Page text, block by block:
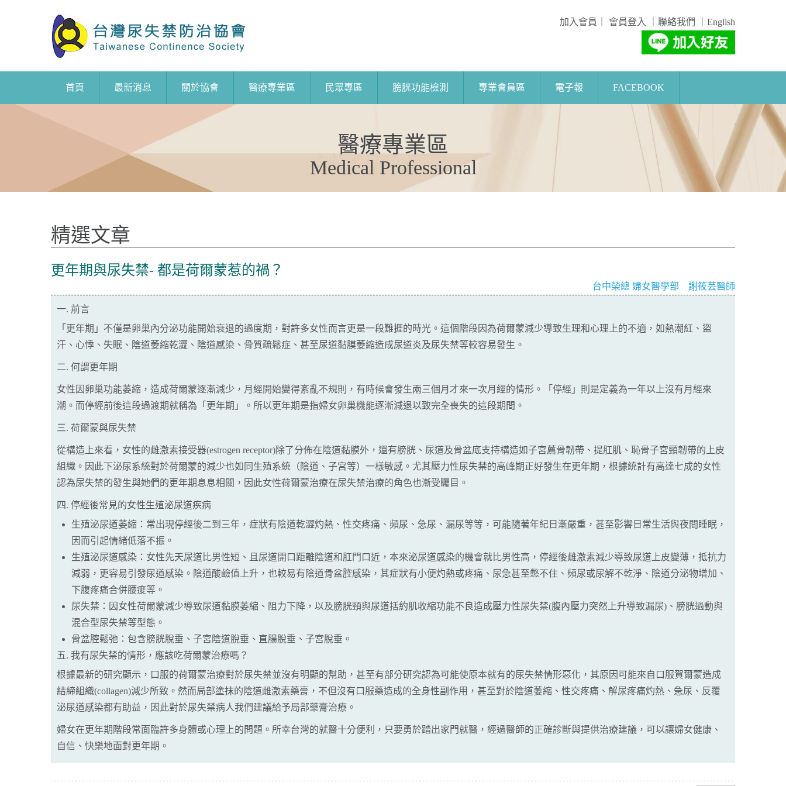
加入會員 會員登入 聯絡我們 English
首頁 最新消息 關於協會 醫療專業區 民眾專區 膀胱功能檢測 專業會員區 電子報 FACEBOOK
醫療專業區
Medical Professional
精選文章
更年期與尿失禁- 都是荷爾蒙惹的禍？
台中榮總 婦女醫學部 謝筱芸醫師
一. 前言
「更年期」不僅是卵巢內分泌功能開始衰退的過度期，對許多女性而言更是一段難捱的時光。這個階段因為荷爾蒙減少導致生理和心理上的不適，如熱潮紅、盜
汗、心悸、失眠、陰道萎縮乾澀、陰道感染、骨質疏鬆症、甚至尿道黏膜萎縮造成尿道炎及尿失禁等較容易發生。
二. 何謂更年期
女性因卵巢功能萎縮，造成荷爾蒙逐漸減少，月經開始變得紊亂不規則，有時候會發生兩三個月才來一次月經的情形。「停經」則是定義為一年以上沒有月經來
潮。而停經前後這段過渡期就稱為「更年期」。所以更年期是指婦女卵巢機能逐漸減退以致完全喪失的這段期間。
三. 荷爾蒙與尿失禁
從構造上來看，女性的雌激素接受器(estrogen receptor)除了分佈在陰道黏膜外，還有膀胱、尿道及骨盆底支持構造如子宮薦骨韌帶、提肛肌、恥骨子宮頸韌帶的上皮
組織。因此下泌尿系統對於荷爾蒙的減少也如同生殖系統（陰道、子宮等）一樣敏感。尤其壓力性尿失禁的高峰期正好發生在更年期，根據統計有高達七成的女性
認為尿失禁的發生與她們的更年期息息相關，因此女性荷爾蒙治療在尿失禁治療的角色也漸受矚目。
四. 停經後常見的女性生殖泌尿道疾病
生殖泌尿道萎縮：常出現停經後二到三年，症狀有陰道乾澀灼熱、性交疼痛、頻尿、急尿、漏尿等等，可能隨著年紀日漸嚴重，甚至影響日常生活與夜間睡眠，
因而引起情緒低落不振。
生殖泌尿道感染：女性先天尿道比男性短、且尿道開口距離陰道和肛門口近，本來泌尿道感染的機會就比男性高，停經後雌激素減少導致尿道上皮變薄，抵抗力
減弱，更容易引發尿道感染。陰道酸鹼值上升，也較易有陰道骨盆腔感染，其症狀有小便灼熱或疼痛、尿急甚至憋不住、頻尿或尿解不乾淨、陰道分泌物增加、
下腹疼痛合併腰痠等。
尿失禁：因女性荷爾蒙減少導致尿道黏膜萎縮、阻力下降，以及膀胱頸與尿道括約肌收縮功能不良造成壓力性尿失禁(腹內壓力突然上升導致漏尿)、膀胱過動與
混合型尿失禁等型態。
骨盆腔鬆弛：包含膀胱脫垂、子宮陰道脫垂、直腸脫垂、子宮脫垂。
五. 我有尿失禁的情形，應該吃荷爾蒙治療嗎？
根據最新的研究顯示，口服的荷爾蒙治療對於尿失禁並沒有明顯的幫助，甚至有部分研究認為可能使原本就有的尿失禁情形惡化，其原因可能來自口服賀爾蒙造成
結締組織(collagen)減少所致。然而局部塗抹的陰道雌激素藥膏，不但沒有口服藥造成的全身性副作用，甚至對於陰道萎縮、性交疼痛、解尿疼痛灼熱、急尿、反覆
泌尿道感染都有助益，因此對於尿失禁病人我們建議給予局部藥膏治療。
婦女在更年期階段常面臨許多身體或心理上的問題。所幸台灣的就醫十分便利，只要勇於踏出家門就醫，經過醫師的正確診斷與提供治療建議，可以讓婦女健康、
自信、快樂地面對更年期。